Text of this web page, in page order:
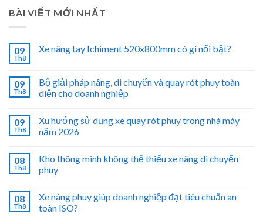
BÀI VIẾT MỚI NHẤT
09
Th8
Xe nâng tay Ichiment 520x800mm có gì nổi bật?
09
Th8
Bộ giải pháp nâng, di chuyển và quay rót phuy toàn
diện cho doanh nghiệp
09
Th8
Xu hướng sử dụng xe quay rót phuy trong nhà máy
năm 2026
08
Th8
Kho thông minh không thể thiếu xe nâng di chuyển
phuy
08
Th8
Xe nâng phuy giúp doanh nghiệp đạt tiêu chuẩn an
toàn ISO?